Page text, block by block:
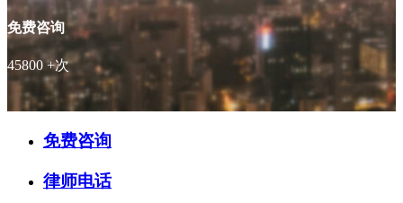
免费咨询
45800 +次
免费咨询
律师电话